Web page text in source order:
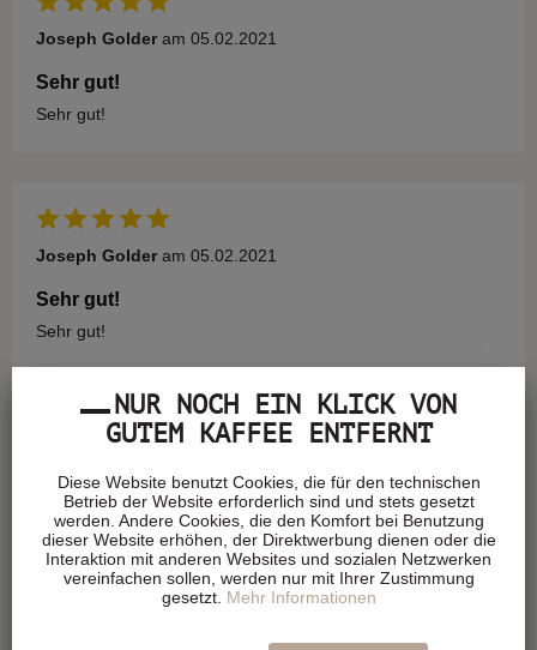
Joseph Golder am 05.02.2021
Sehr gut!
Sehr gut!
Joseph Golder am 05.02.2021
Sehr gut!
Sehr gut!
Andrea Opawsky am 14.01.2021
Einfach köstlich!!!
NUR NOCH EIN KLICK VON
GUTEM KAFFEE ENTFERNT
Diese Website benutzt Cookies, die für den technischen
Betrieb der Website erforderlich sind und stets gesetzt
werden. Andere Cookies, die den Komfort bei Benutzung
dieser Website erhöhen, der Direktwerbung dienen oder die
Interaktion mit anderen Websites und sozialen Netzwerken
vereinfachen sollen, werden nur mit Ihrer Zustimmung
gesetzt. Mehr Informationen